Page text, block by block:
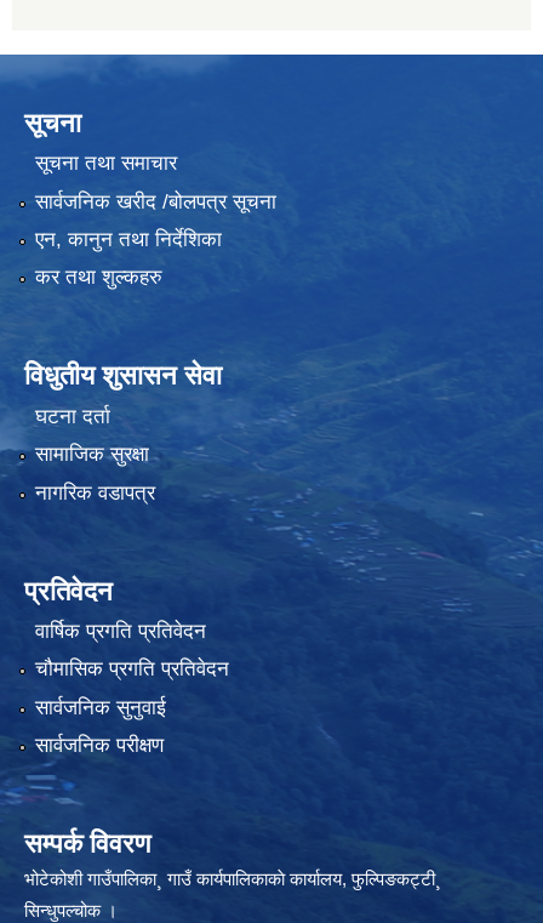
सूचना
सूचना तथा समाचार
सार्वजनिक खरीद /बोलपत्र सूचना
एन, कानुन तथा निर्देशिका
कर तथा शुल्कहरु
विधुतीय शुसासन सेवा
घटना दर्ता
सामाजिक सुरक्षा
नागरिक वडापत्र
प्रतिवेदन
वार्षिक प्रगति प्रतिवेदन
चौमासिक प्रगति प्रतिवेदन
सार्वजनिक सुनुवाई
सार्वजनिक परीक्षण
सम्पर्क विवरण
भोटेकोशी गाउँपालिका¸ गाउँ कार्यपालिकाकाे कार्यालय, फुल्पिङकट्टी¸
सिन्धुपल्चोक ।